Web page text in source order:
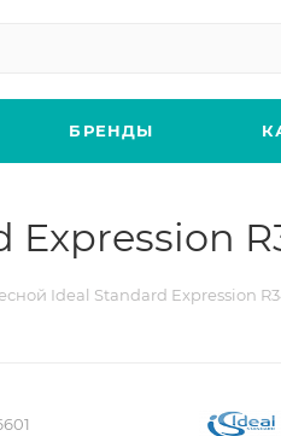
БРЕНДЫ
Ideal Standard Expression